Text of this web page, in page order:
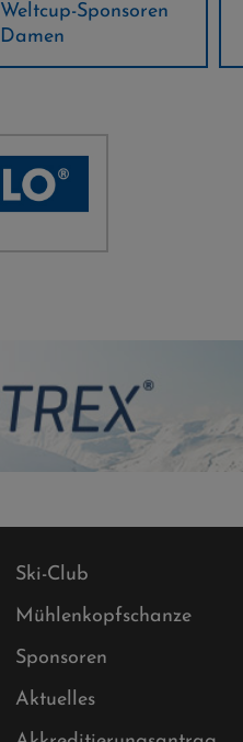
Weltcup-Sponsoren
Herren
Ski-Club
Mühlenkopfschanze
Sponsoren
Aktuelles